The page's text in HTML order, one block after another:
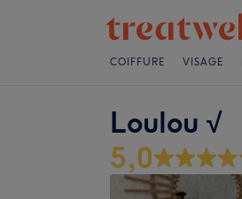
COIFFURE VISAGE
Loulou √
5,0